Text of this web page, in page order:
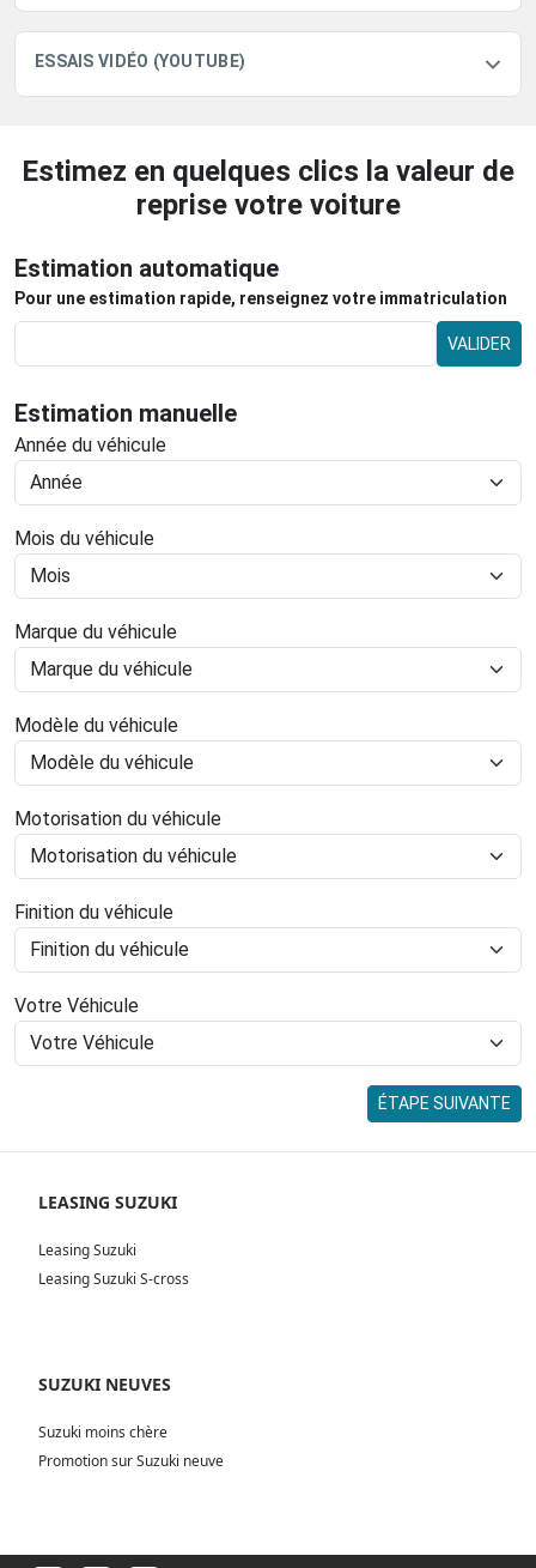
ESSAIS VIDÉO (YOUTUBE)
Estimez en quelques clics la valeur de
reprise votre voiture
Estimation automatique
Pour une estimation rapide, renseignez votre immatriculation
VALIDER
Estimation manuelle
Année du véhicule
Mois du véhicule
Marque du véhicule
Modèle du véhicule
Motorisation du véhicule
Finition du véhicule
Votre Véhicule
ÉTAPE SUIVANTE
LEASING SUZUKI
Leasing Suzuki
Leasing Suzuki S-cross
SUZUKI NEUVES
Suzuki moins chère
Promotion sur Suzuki neuve